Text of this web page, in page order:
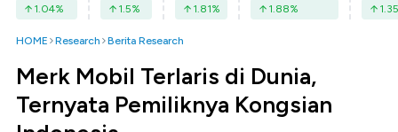
1.04% 1.5% 1.81% 1.88% 1.35
HOME Research Berita Research
Merk Mobil Terlaris di Dunia,
Ternyata Pemiliknya Kongsian